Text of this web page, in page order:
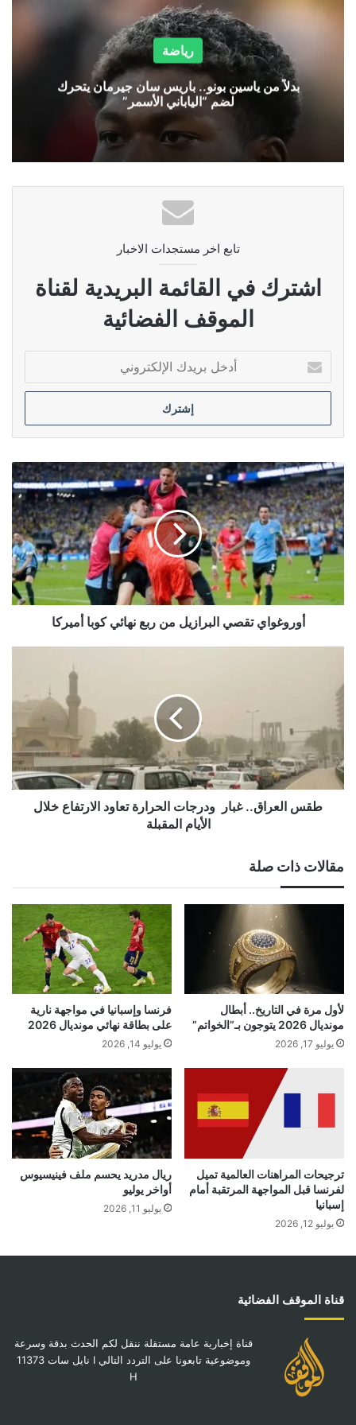
رياضة
بدلاً من ياسين بونو.. باريس سان جيرمان يتحرك
لضم “الياباني الأسمر”
تابع اخر مستجدات الاخبار
اشترك في القائمة البريدية لقناة
الموقف الفضائية
بريدك
الإلكتروني
أوروغواي
تقصي
البرازيل
من
ربع
نهائي
أميركا
أوروغواي تقصي البرازيل من ربع نهائي كوبا أميركا
غبار
ودرجات
الحرارة
تعاود
الارتفاع
خلال
الأيام
المقبلةطقس العراق.. غبار ودرجات الحرارة تعاود الارتفاع خلال
الأيام المقبلة
مقالات ذات صلة
لأول مرة في التاريخ.. أبطال
مونديال 2026 يتوجون بـ”الخواتم”
يوليو 17, 2026
فرنسا وإسبانيا في مواجهة نارية
على بطاقة نهائي مونديال 2026
يوليو 14, 2026
ترجيحات المراهنات العالمية تميل
لفرنسا قبل المواجهة المرتقبة أمام
إسبانيا
يوليو 12, 2026
ريال مدريد يحسم ملف فينيسيوس
أواخر يوليو
يوليو 11, 2026
قناة الموقف الفضائية
قناة إخبارية عامة مستقلة ننقل لكم الحدث بدقة وسرعة
وموضوعية تابعونا على التردد التالي I نايل سات 11373
H